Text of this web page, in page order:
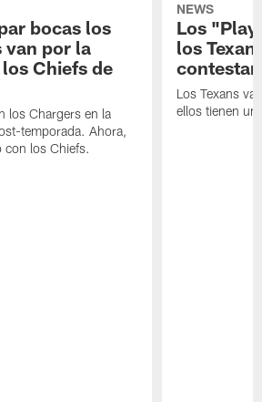
bocas los
van por la
Chiefs de
los Chargers en la
temporada. Ahora,
con los Chiefs.
NEWS
Los
los
contestar
Los Texans
ellos tienen un